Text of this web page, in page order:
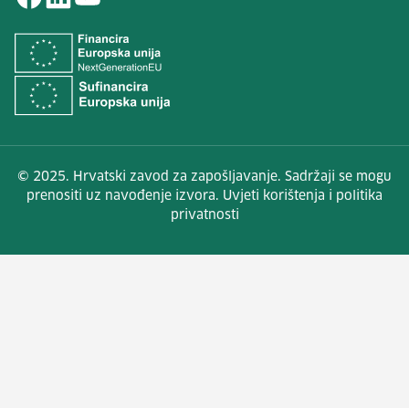
© 2025. Hrvatski zavod za zapošljavanje. Sadržaji se mogu
prenositi uz navođenje izvora. Uvjeti korištenja i politika
privatnosti